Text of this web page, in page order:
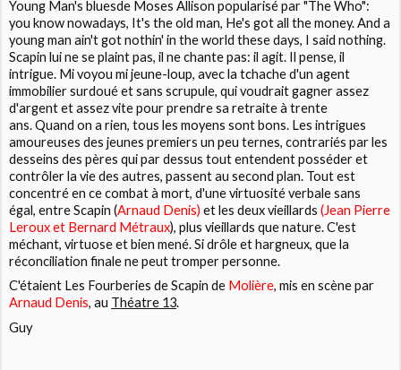
Young Man's bluesde Moses Allison popularisé par "The Who":
you know nowadays, It's the old man, He's got all the money. And a
young man ain't got nothin' in the world these days, I said nothing.
Scapin lui ne se plaint pas, il ne chante pas: il agit. Il pense, il
intrigue. Mi voyou mi jeune-loup, avec la tchache d'un agent
immobilier surdoué et sans scrupule, qui voudrait gagner assez
d'argent et assez vite pour prendre sa retraite à trente
ans. Quand on a rien, tous les moyens sont bons. Les intrigues
amoureuses des jeunes premiers un peu ternes, contrariés par les
desseins des pères qui par dessus tout entendent posséder et
contrôler la vie des autres, passent au second plan. Tout est
concentré en ce combat à mort, d'une virtuosité verbale sans
égal, entre Scapin (Arnaud Denis) et les deux vieillards(Jean Pierre
Leroux et Bernard Métraux), plus vieillards que nature. C'est
méchant, virtuose et bien mené. Si drôle et hargneux, que la
réconciliation finale ne peut tromper personne.
C'étaient Les Fourberies de Scapin de Molière, mis en scène par
Arnaud Denis, au Théatre 13.
Guy